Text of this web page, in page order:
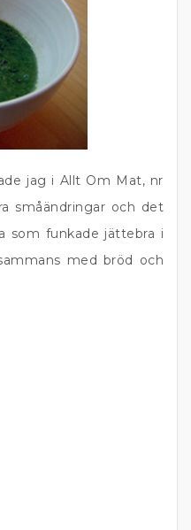
jag i Allt Om Mat, nr
småändringar och det
som funkade jättebra i
med bröd och